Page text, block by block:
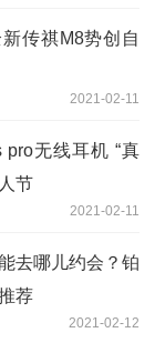
传祺M8势创自
2021-02-11
pro无线耳机 “真
节
2021-02-11
去哪儿约会？铂
荐
2021-02-12